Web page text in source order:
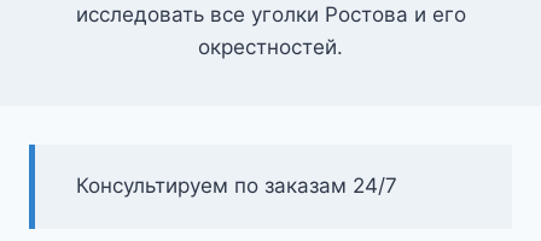
исследовать все уголки Ростова и его
окрестностей.
Консультируем по заказам 24/7